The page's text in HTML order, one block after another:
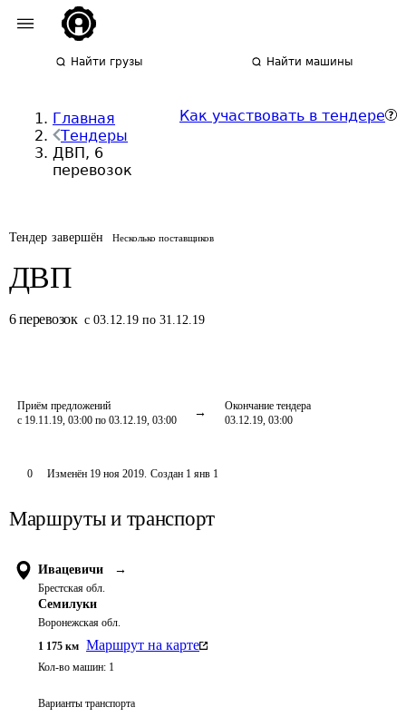
Найти грузы Найти машины
Главная
Тендеры
ДВП, 6
перевозок
Как участвовать в тендере
Тендер завершён Несколько поставщиков
ДВП
6 перевозок с 03.12.19 по 31.12.19
Приём предложений
с 19.11.19, 03:00 по 03.12.19, 03:00
Окончание тендера
03.12.19, 03:00
0 Изменён 19 ноя 2019. Создан 1 янв 1
Маршруты и транспорт
Ивацевичи →
Брестская обл.
Семилуки
Воронежская обл.
1 175 км Маршрут на карте
Кол-во машин: 1
Варианты транспорта